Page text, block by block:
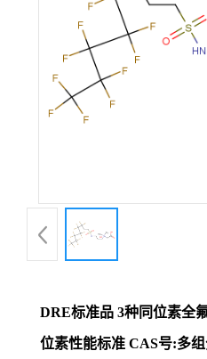
DRE标准品 3种同位素全
位素性能标准 CAS号:多